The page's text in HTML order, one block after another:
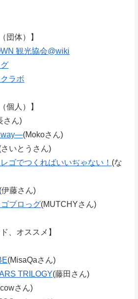
団体）】
観光協会@wiki
ラボ
個人）】
さん)
way―(Mokoさん)
さいとうさん)
ゴでつくればいいぢゃない！ (な
伊藤さん)
ブロっグ(MUTCHYさん)
、オススメ】
(MisaQaさん)
TRILOGY(藤田さん)
さん)